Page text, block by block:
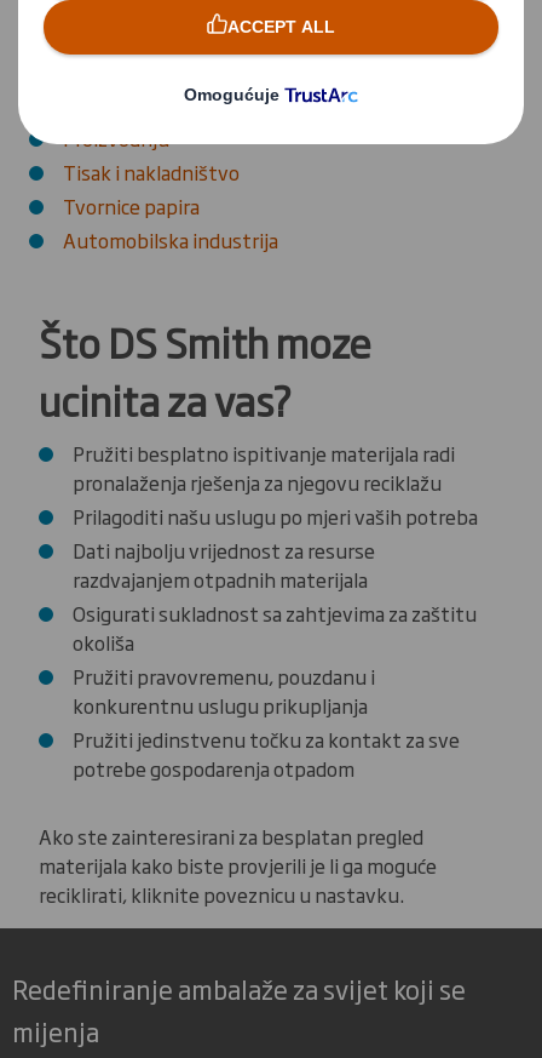
Usluge možemo ponuditi svim industrijskim
sektorima uključujući:
Proizvodnju
Tisak i nakladništvo
Tvornice papira
Automobilska industrija
Što DS Smith moze
ucinita za vas?
Pružiti besplatno ispitivanje materijala radi
pronalaženja rješenja za njegovu reciklažu
Prilagoditi našu uslugu po mjeri vaših potreba
Dati najbolju vrijednost za resurse
razdvajanjem otpadnih materijala
Osigurati sukladnost sa zahtjevima za zaštitu
okoliša
Pružiti pravovremenu, pouzdanu i
konkurentnu uslugu prikupljanja
Pružiti jedinstvenu točku za kontakt za sve
potrebe gospodarenja otpadom
Ako ste zainteresirani za besplatan pregled
materijala kako biste provjerili je li ga moguće
reciklirati, kliknite poveznicu u nastavku.
Redefiniranje ambalaže za svijet koji se
mijenja